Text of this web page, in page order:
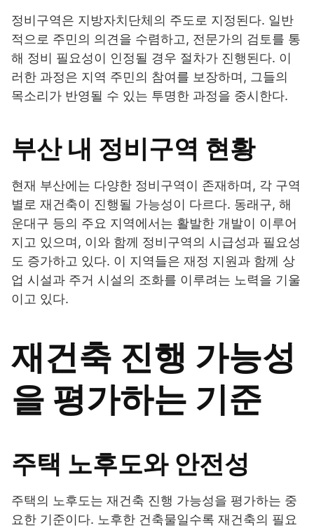
정비구역은 지방자치단체의 주도로 지정된다. 일반
적으로 주민의 의견을 수렴하고, 전문가의 검토를 통
해 정비 필요성이 인정될 경우 절차가 진행된다. 이
러한 과정은 지역 주민의 참여를 보장하며, 그들의
목소리가 반영될 수 있는 투명한 과정을 중시한다.
부산 내 정비구역 현황
현재 부산에는 다양한 정비구역이 존재하며, 각 구역
별로 재건축이 진행될 가능성이 다르다. 동래구, 해
운대구 등의 주요 지역에서는 활발한 개발이 이루어
지고 있으며, 이와 함께 정비구역의 시급성과 필요성
도 증가하고 있다. 이 지역들은 재정 지원과 함께 상
업 시설과 주거 시설의 조화를 이루려는 노력을 기울
이고 있다.
재건축 진행 가능성
을 평가하는 기준
주택 노후도와 안전성
주택의 노후도는 재건축 진행 가능성을 평가하는 중
요한 기준이다. 노후한 건축물일수록 재건축의 필요